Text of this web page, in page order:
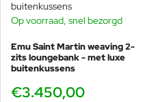
Martin systeem.
Daardoor is dezestalen
probleemloos combineren
look
Op voorraad, snel bezorgd
Emu Saint Martin weaving 2-
zits loungebank - met luxe
buitenkussens
€3.450,00